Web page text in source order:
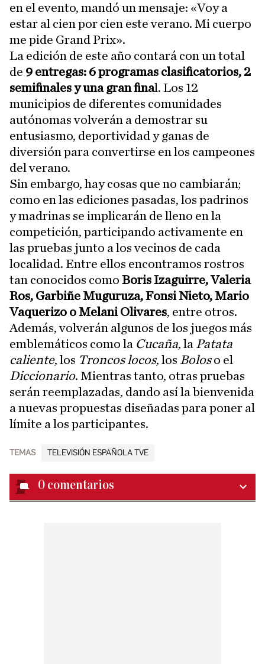
en el evento, mandó un mensaje: «Voy a
estar al cien por cien este verano. Mi cuerpo
me pide Grand Prix».
La edición de este año contará con un total
de 9 entregas: 6 programas clasificatorios, 2
semifinales y una gran final. Los 12
municipios de diferentes comunidades
autónomas volverán a demostrar su
entusiasmo, deportividad y ganas de
diversión para convertirse en los campeones
del verano.
Sin embargo, hay cosas que no cambiarán;
como en las ediciones pasadas, los padrinos
y madrinas se implicarán de lleno en la
competición, participando activamente en
las pruebas junto a los vecinos de cada
localidad. Entre ellos encontramos rostros
tan conocidos como Boris Izaguirre, Valeria
Ros, Garbiñe Muguruza, Fonsi Nieto, Mario
Vaquerizo o Melani Olivares, entre otros.
Además, volverán algunos de los juegos más
emblemáticos como la Cucaña, la Patata
caliente, los Troncos locos, los Boloso el
Diccionario. Mientras tanto, otras pruebas
serán reemplazadas, dando así la bienvenida
a nuevas propuestas diseñadas para poner al
límite a los participantes.
TEMAS TELEVISIÓN ESPAÑOLA TVE
0 comentarios